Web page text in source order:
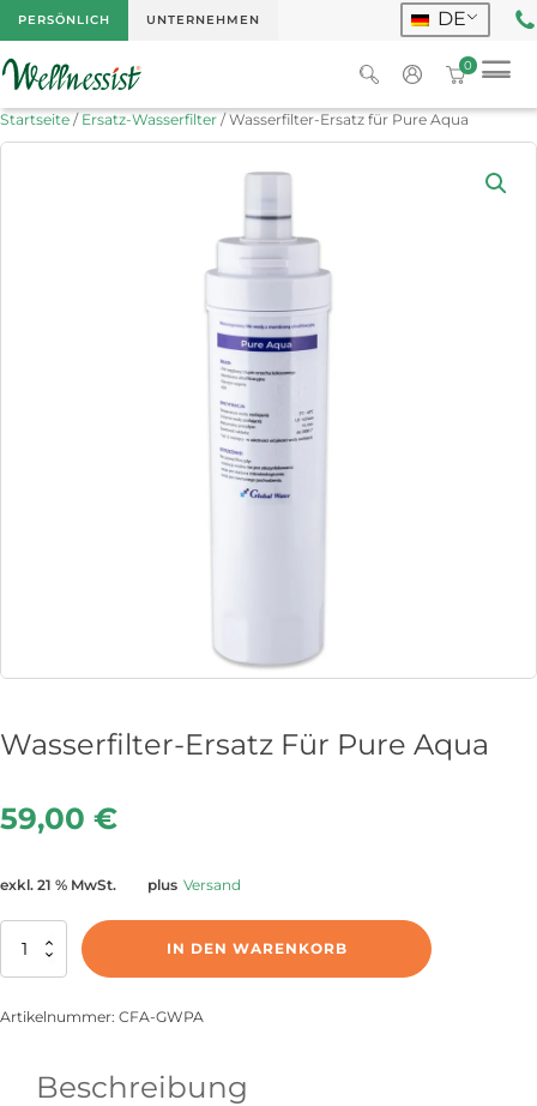
PERSÖNLICH UNTERNEHMEN DE
0
Startseite / Ersatz-Wasserfilter / Wasserfilter-Ersatz für Pure Aqua
Wasserfilter-Ersatz Für Pure Aqua
59,00 €
exkl. 21 % MwSt. plus Versand
Water
Replacement
Pure
IN DEN WARENKORB
Artikelnummer: CFA-GWPA
Beschreibung